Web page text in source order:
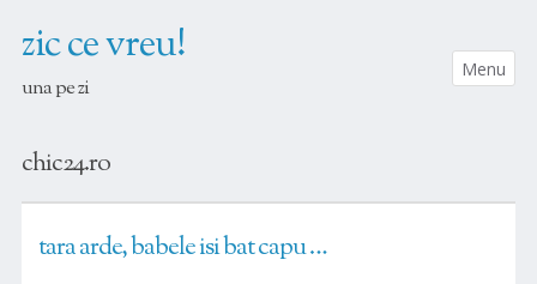
zic ce vreu!
una pe zi
Menu
chic24.ro
tara arde, babele isi bat capu …